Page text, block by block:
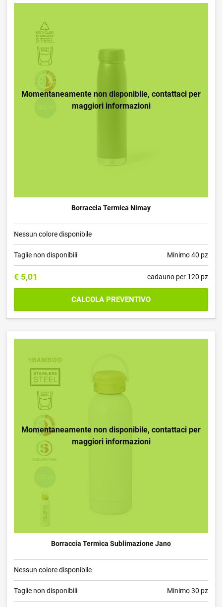
Momentaneamente non disponibile, contattaci per
maggiori informazioni
Borraccia Termica Nimay
Nessun colore disponibile
Taglie non disponibili Minimo 40 pz
€ 5,01 cadauno per 120 pz
CALCOLA PREVENTIVO
Momentaneamente non disponibile, contattaci per
maggiori informazioni
Borraccia Termica Sublimazione Jano
Nessun colore disponibile
Taglie non disponibili Minimo 30 pz